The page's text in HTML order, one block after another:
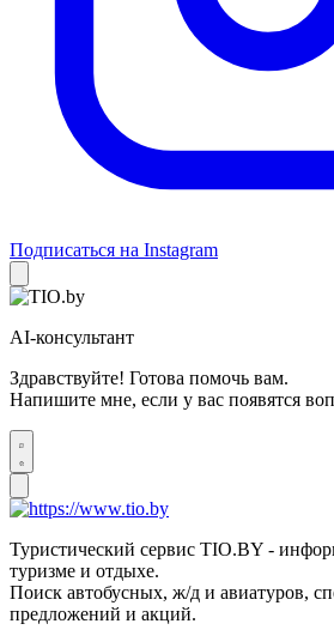
Подписаться на Instagram
AI-консультант
Здравствуйте! Готова помочь вам.
Напишите мне, если у вас появятся
Туристический сервис TIO.BY -
туризме и отдыхе.
Поиск автобусных, ж/д и авиатуров,
предложений и акций.